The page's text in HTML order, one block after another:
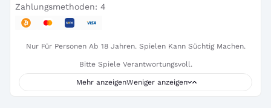
Zahlungsmethoden: 4
Nur Für Personen Ab 18 Jahren. Spielen Kann Süchtig Machen.
Bitte Spiele Verantwortungsvoll.
Mehr anzeigenWeniger anzeigen